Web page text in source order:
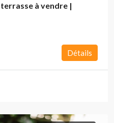
à vendre |
Détails